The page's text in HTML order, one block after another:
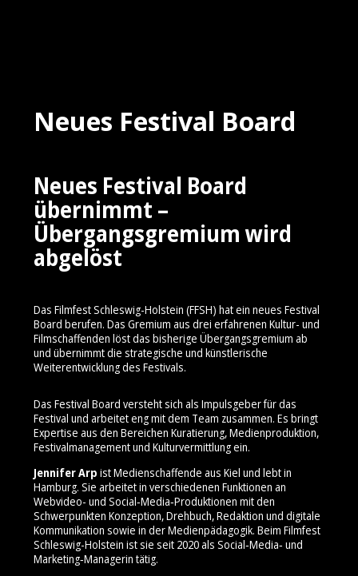
Neues Festival Board
Neues Festival Board
übernimmt –
Übergangsgremium wird
abgelöst
Das Filmfest Schleswig-Holstein (FFSH) hat ein neues Festival
Board berufen. Das Gremium aus drei erfahrenen Kultur- und
Filmschaffenden löst das bisherige Übergangsgremium ab
und übernimmt die strategische und künstlerische
Weiterentwicklung des Festivals.
Das Festival Board versteht sich als Impulsgeber für das
Festival und arbeitet eng mit dem Team zusammen. Es bringt
Expertise aus den Bereichen Kuratierung, Medienproduktion,
Festivalmanagement und Kulturvermittlung ein.
Jennifer Arp ist Medienschaffende aus Kiel und lebt in
Hamburg. Sie arbeitet in verschiedenen Funktionen an
Webvideo- und Social‑Media‑Produktionen mit den
Schwerpunkten Konzeption, Drehbuch, Redaktion und digitale
Kommunikation sowie in der Medienpädagogik. Beim Filmfest
Schleswig-Holstein ist sie seit 2020 als Social‑Media‑ und
Marketing‑Managerin tätig.